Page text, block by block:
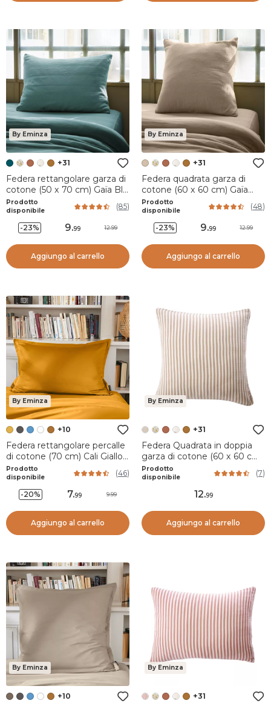
By Eminza
+31
Federa rettangolare garza di
cotone (50 x 70 cm) Gaïa Blu
ottanio
Prodotto
disponibile
(85)
-23% 9.99 12.99
Aggiungo al carrello
By Eminza
+31
Federa quadrata garza di
cotone (60 x 60 cm) Gaïa
Marrone corda
Prodotto
disponibile
(48)
-23% 9.99 12.99
Aggiungo al carrello
By Eminza
+10
Federa rettangolare percalle
di cotone (70 cm) Cali Giallo
senape
Prodotto
disponibile
(46)
-20% 7.99 9.99
Aggiungo al carrello
By Eminza
+31
Federa Quadrata in doppia
garza di cotone (60 x 60 cm)
Gaïa a righe Corda
Prodotto
disponibile
(7)
12.99
Aggiungo al carrello
By Eminza
+10
By Eminza
+31